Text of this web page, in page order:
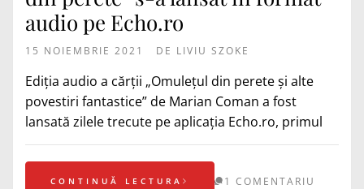
audio pe Echo.ro
15 NOIEMBRIE 2021 DE LIVIU SZOKE
Ediția audio a cărții „Omulețul din perete și alte
povestiri fantastice” de Marian Coman a fost
lansată zilele trecute pe aplicația Echo.ro, primul
CONTINUĂ LECTURA 1 COMENTARIU